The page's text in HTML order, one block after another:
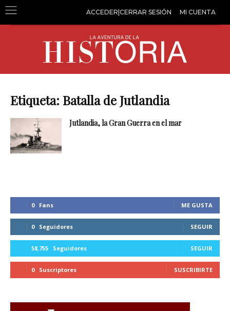
ACCEDER|CERRAR SESIÓN MI CUENTA
Etiqueta: Batalla de Jutlandia
Jutlandia, la Gran Guerra en el mar
0 Fans ME GUSTA
0 Seguidores SEGUIR
58,755 Seguidores SEGUIR
0 Suscriptores SUSCRIBIRTE